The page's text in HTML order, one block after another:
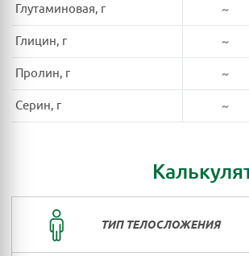
Глутаминовая, г ~
Глицин, г ~
Пролин, г ~
Серин, г ~
ТИП ТЕЛОСЛОЖЕНИЯ